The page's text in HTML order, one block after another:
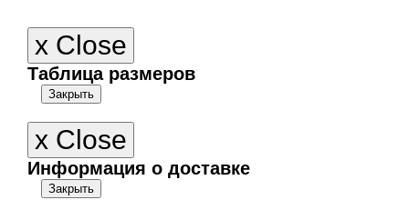
x Close
Таблица размеров
Закрыть
x Close
Информация о доставке
Закрыть